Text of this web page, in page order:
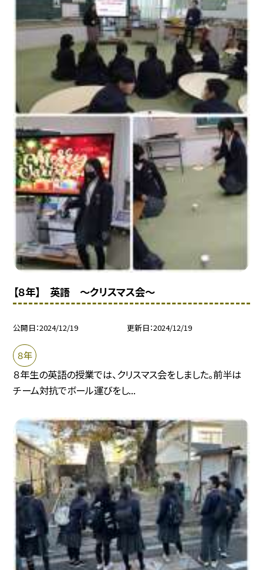
【８年】 英語 〜クリスマス会〜
公開日 2024/12/19 更新日 2024/12/19
８年
８年生の英語の授業では、クリスマス会をしました。前半は
チーム対抗でボール運びをし...